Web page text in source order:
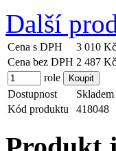
Další
Cena s DPH
3 010 Kč
Cena bez DPH 2 487 Kč
role
Dostupnost
Skladem
Kód produktu
418048